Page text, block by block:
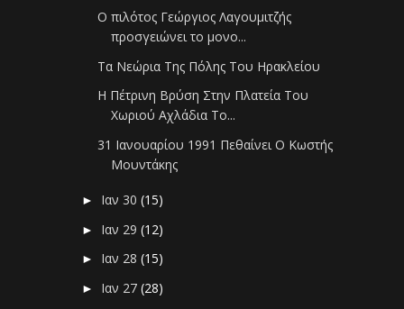
Ο πιλότος Γεώργιος Λαγουμιτζής
προσγειώνει το μονο...
Τα Νεώρια Της Πόλης Του Ηρακλείου
Η Πέτρινη Βρύση Στην Πλατεία Του
Χωριού Αχλάδια Το...
31 Ιανουαρίου 1991 Πεθαίνει Ο Κωστής
Μουντάκης
► Ιαν 30(15)
► Ιαν 29(12)
► Ιαν 28(15)
► Ιαν 27(28)